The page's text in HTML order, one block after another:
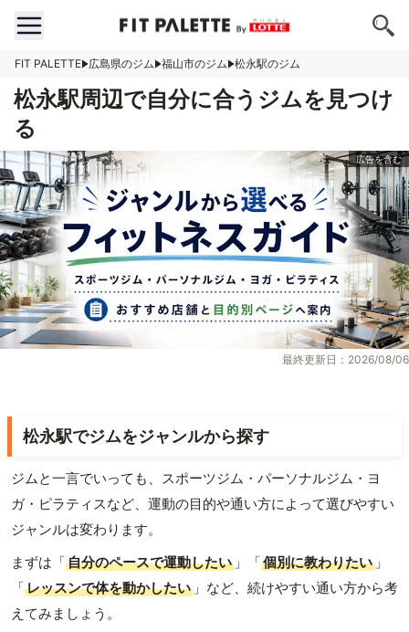
FIT PALETTE 広島県のジム 福山市のジム 松永駅のジム
松永駅周辺で自分に合うジムを見つけ
る
最終更新日：2026/08/06
松永駅でジムをジャンルから探す
ジムと一言でいっても、スポーツジム・パーソナルジム・ヨ
ガ・ピラティスなど、運動の目的や通い方によって選びやすい
ジャンルは変わります。
まずは「自分のペースで運動したい 」「個別に教わりたい 」
「レッスンで体を動かしたい 」など、続けやすい通い方から考
えてみましょう。